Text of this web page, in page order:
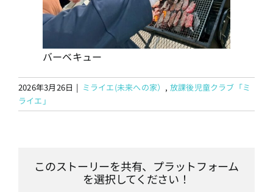
バーベキュー
2026年3月26日 | ミライエ(未来への家） , 放課後児童クラブ「ミ
ライエ」
このストーリーを共有、プラットフォーム
を選択してください！